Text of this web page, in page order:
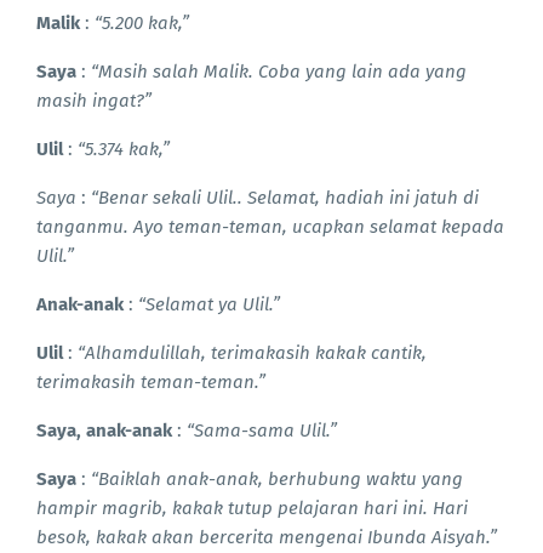
Malik: “5.200 kak,”
Saya : “Masih salah Malik. Coba yang lain ada yang
masih ingat?”
Ulil: “5.374 kak,”
Saya : “Benar sekali Ulil.. Selamat, hadiah ini jatuh di
tanganmu. Ayo teman-teman, ucapkan selamat kepada
Ulil.”
Anak-anak: “Selamat ya Ulil.”
Ulil: “Alhamdulillah, terimakasih kakak cantik,
terimakasih teman-teman.”
Saya, anak-anak: “Sama-sama Ulil.”
Saya : “Baiklah anak-anak, berhubung waktu yang
hampir magrib, kakak tutup pelajaran hari ini. Hari
besok, kakak akan bercerita mengenai Ibunda Aisyah.”